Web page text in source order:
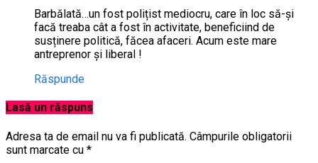
Barbălată…un fost polițist mediocru, care în loc să-și
facă treaba cât a fost în activitate, beneficiind de
susținere politică, făcea afaceri. Acum este mare
antreprenor și liberal !
Răspunde
Lasă un răspuns
Adresa ta de email nu va fi publicată. Câmpurile obligatorii
sunt marcate cu *